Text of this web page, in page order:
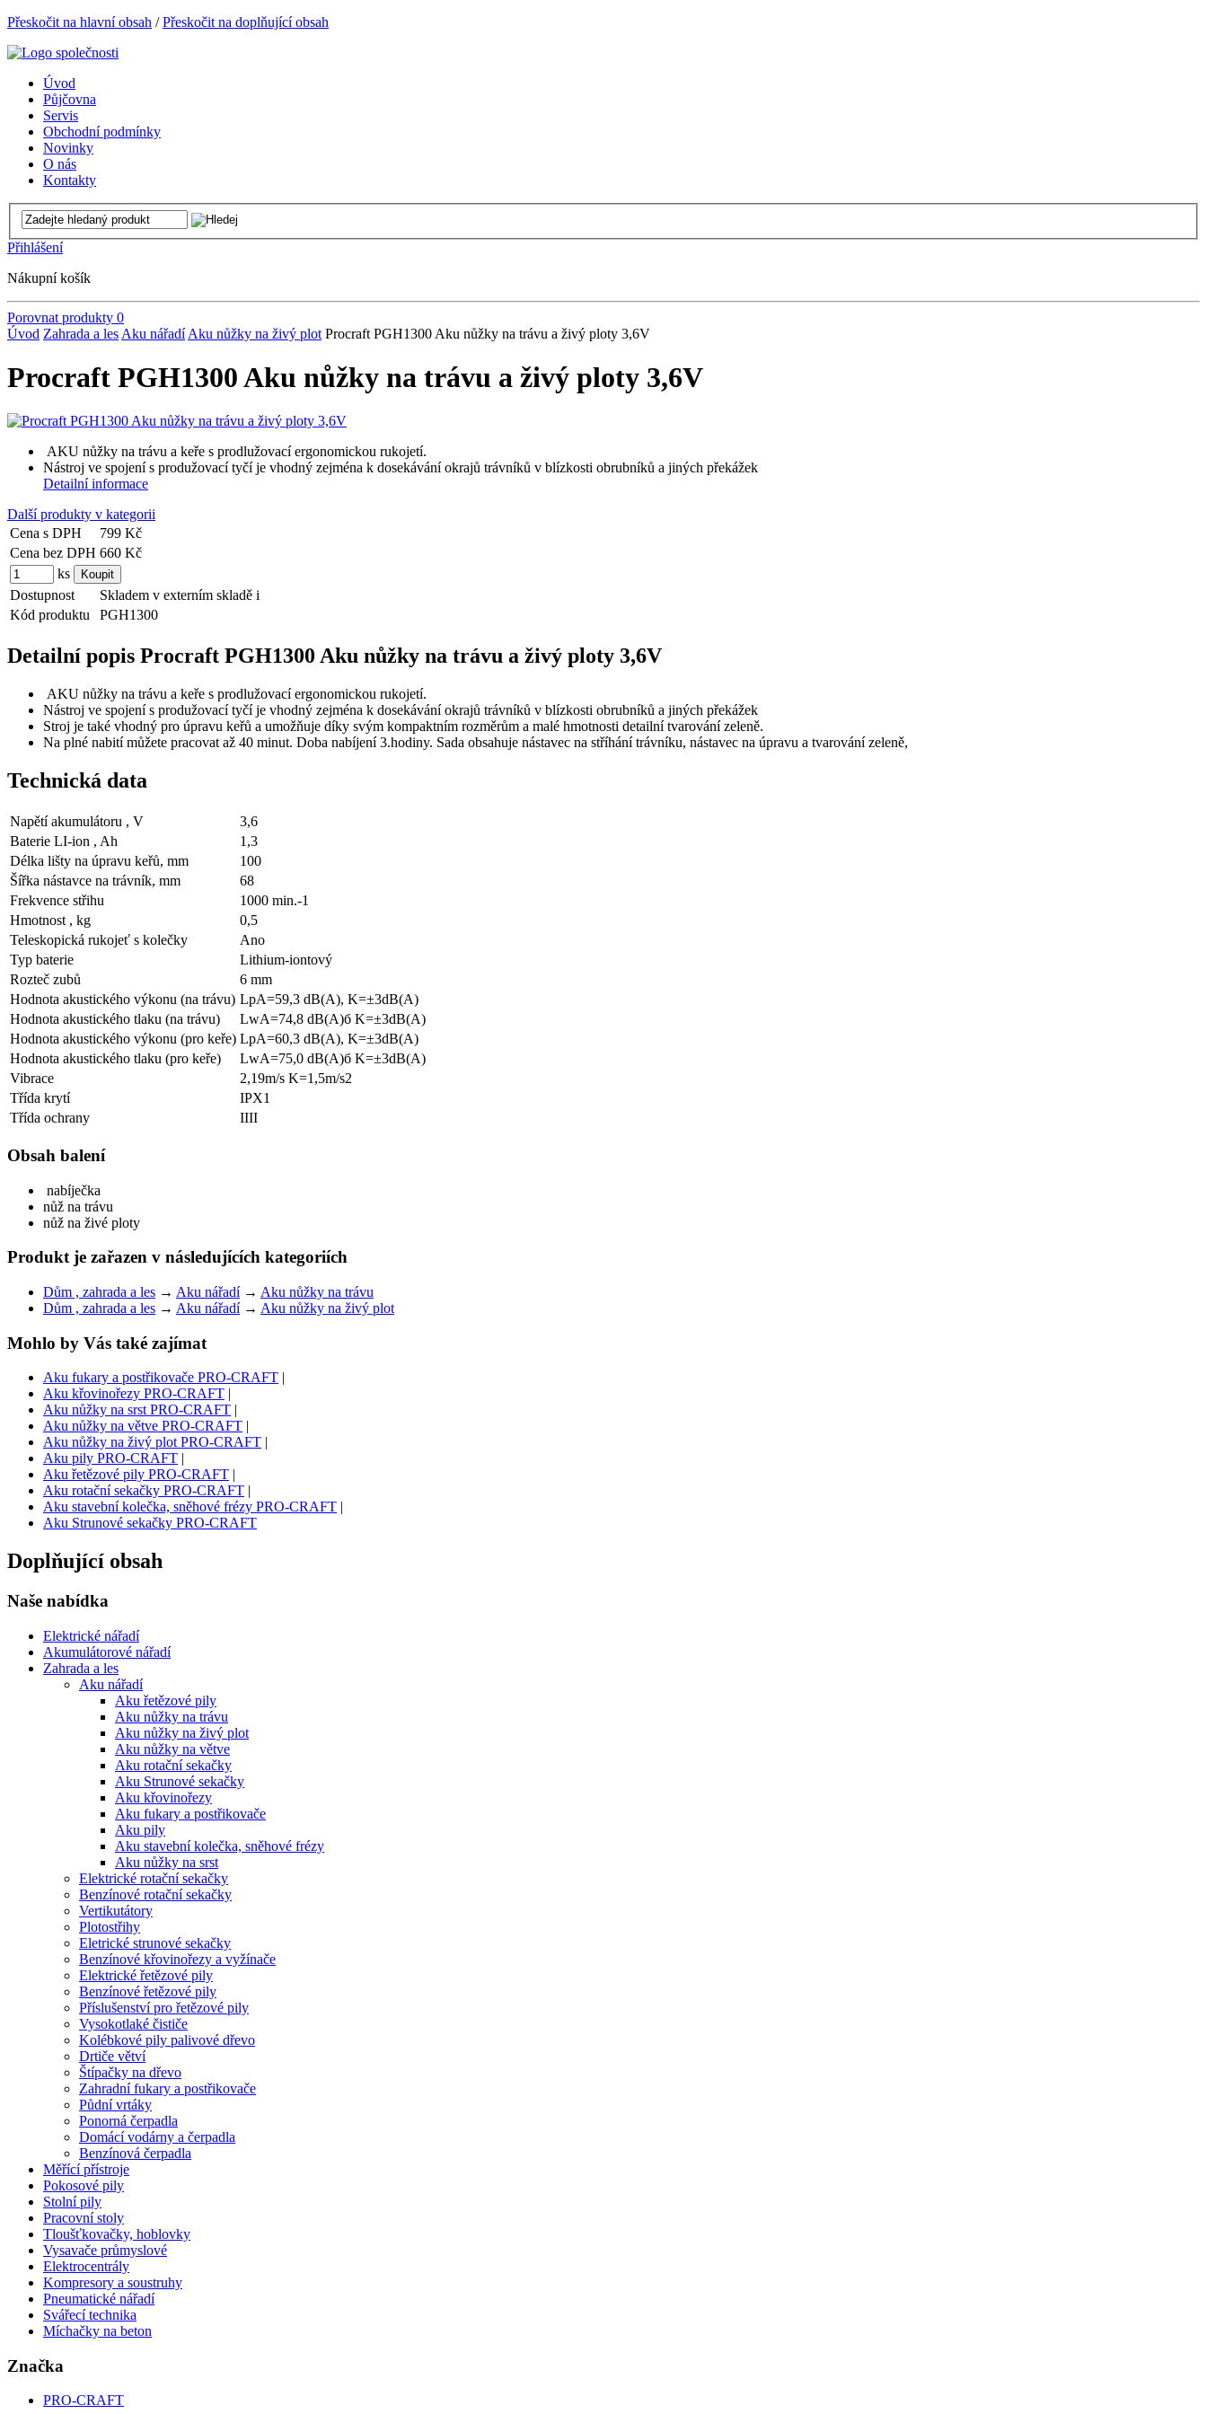
Přeskočit na hlavní obsah /Přeskočit na doplňující obsah
Úvod
Půjčovna
Servis
Obchodní podmínky
Novinky
O nás
Kontakty
Přihlášení
Nákupní košík
Porovnat produkty 0
Úvod Zahrada a les Aku nářadí Aku nůžky na živý plot Procraft PGH1300 Aku nůžky na trávu a živý ploty 3,6V
Procraft PGH1300 Aku nůžky na trávu a živý ploty 3,6V
AKU nůžky na trávu a keře s prodlužovací ergonomickou rukojetí.
Nástroj ve spojení s produžovací tyčí je vhodný zejména k dosekávání okrajů trávníků v blízkosti obrubníků a jiných překážek
Detailní informace
Další produkty v kategorii
Cena s DPH
799 Kč
Cena bez DPH 660 Kč
ks
Dostupnost
Skladem v externím skladě i
Kód produktu
PGH1300
Detailní popis Procraft PGH1300 Aku nůžky na trávu a živý ploty 3,6V
AKU nůžky na trávu a keře s prodlužovací ergonomickou rukojetí.
Nástroj ve spojení s produžovací tyčí je vhodný zejména k dosekávání okrajů trávníků v blízkosti obrubníků a jiných překážek
Stroj je také vhodný pro úpravu keřů a umožňuje díky svým kompaktním rozměrům a malé hmotnosti detailní tvarování zeleně.
Na plné nabití můžete pracovat až 40 minut. Doba nabíjení 3.hodiny. Sada obsahuje nástavec na stříhání trávníku, nástavec na úpravu a tvarování zeleně,
Technická data
Napětí akumulátoru , V
3,6
Baterie LI-ion , Ah
1,3
Délka lišty na úpravu keřů, mm
100
Šířka nástavce na trávník, mm
68
Frekvence střihu
1000 min.-1
Hmotnost , kg
0,5
Teleskopická rukojeť s kolečky
Ano
Typ baterie
Lithium-iontový
Rozteč zubů
6 mm
Hodnota akustického výkonu (na trávu) LpA=59,3 dB(A), K=±3dB(A)
Hodnota akustického tlaku (na trávu)
LwA=74,8 dB(A)б K=±3dB(A)
Hodnota akustického výkonu (pro keře) LpA=60,3 dB(A), K=±3dB(A)
Hodnota akustického tlaku (pro keře)
LwA=75,0 dB(A)б K=±3dB(A)
Vibrace
2,19m/s K=1,5m/s2
Třída krytí
IPX1
Třída ochrany
IIII
Obsah balení
nabíječka
nůž na trávu
nůž na živé ploty
Produkt je zařazen v následujících kategoriích
Dům , zahrada a les → Aku nářadí→ Aku nůžky na trávu
Dům , zahrada a les → Aku nářadí→ Aku nůžky na živý plot
Mohlo by Vás také zajímat
Aku fukary a postřikovače PRO-CRAFT |
Aku křovinořezy PRO-CRAFT |
Aku nůžky na srst PRO-CRAFT |
Aku nůžky na větve PRO-CRAFT |
Aku nůžky na živý plot PRO-CRAFT |
Aku pily PRO-CRAFT |
Aku řetězové pily PRO-CRAFT |
Aku rotační sekačky PRO-CRAFT |
Aku stavební kolečka, sněhové frézy PRO-CRAFT |
Aku Strunové sekačky PRO-CRAFT
Doplňující obsah
Naše nabídka
Elektrické nářadí
Akumulátorové nářadí
Zahrada a les
Aku nářadí
Aku řetězové pily
Aku nůžky na trávu
Aku nůžky na živý plot
Aku nůžky na větve
Aku rotační sekačky
Aku Strunové sekačky
Aku křovinořezy
Aku fukary a postřikovače
Aku pily
Aku stavební kolečka, sněhové frézy
Aku nůžky na srst
Elektrické rotační sekačky
Benzínové rotační sekačky
Vertikutátory
Plotostřihy
Eletrické strunové sekačky
Benzínové křovinořezy a vyžínače
Elektrické řetězové pily
Benzínové řetězové pily
Příslušenství pro řetězové pily
Vysokotlaké čističe
Kolébkové pily palivové dřevo
Drtiče větví
Štípačky na dřevo
Zahradní fukary a postřikovače
Půdní vrtáky
Ponorná čerpadla
Domácí vodárny a čerpadla
Benzínová čerpadla
Měřící přístroje
Pokosové pily
Stolní pily
Pracovní stoly
Tloušťkovačky, hoblovky
Vysavače průmyslové
Elektrocentrály
Kompresory a soustruhy
Pneumatické nářadí
Svářecí technika
Míchačky na beton
Značka
PRO-CRAFT